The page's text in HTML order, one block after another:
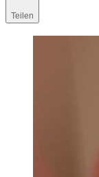
Teilen